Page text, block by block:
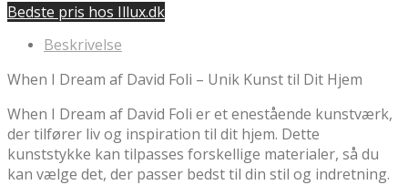
Bedste pris hos Illux.dk
Beskrivelse
When I Dream af David Foli – Unik Kunst til Dit Hjem
When I Dream af David Foli er et enestående kunstværk,
der tilfører liv og inspiration til dit hjem. Dette
kunststykke kan tilpasses forskellige materialer, så du
kan vælge det, der passer bedst til din stil og indretning.